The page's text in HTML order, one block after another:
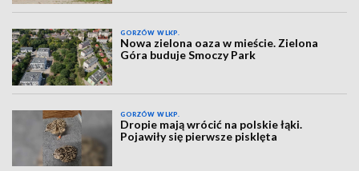
GORZÓW WLKP.
Nowa zielona oaza w mieście. Zielona
Góra buduje Smoczy Park
GORZÓW WLKP.
Dropie mają wrócić na polskie łąki.
Pojawiły się pierwsze pisklęta